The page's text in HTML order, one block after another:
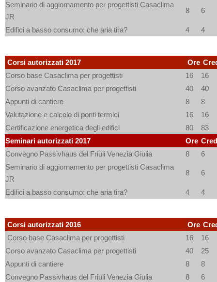
Seminario di aggiornamento per progettisti Casaclima
JR
8 6
Edifici a basso consumo: che aria tira? 4 4
Corsi autorizzati 2017 Ore
Corso base Casaclima per progettisti
16
16
Corso avanzato Casaclima per progettisti
40
40
Appunti di cantiere
8
8
Valutazione e calcolo di ponti termici
16
16
Certificazione energetica degli edifici
80
83
Seminari autorizzati 2017
Ore
Convegno Passivhaus del Friuli Venezia Giulia
8
6
Seminario di aggiornamento per progettisti Casaclima
JR
8 6
Edifici a basso consumo: che aria tira? 4 4
Corsi autorizzati 2016 Ore
Corso base Casaclima per progettisti
16
16
Corso avanzato Casaclima per progettisti
40
25
Appunti di cantiere
8
8
Convegno Passivhaus del Friuli Venezia Giulia
8
6